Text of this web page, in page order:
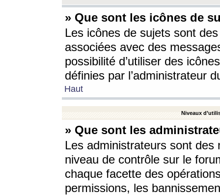
» Que sont les icônes de
Les icônes de sujets sont
associées avec des
possibilité d’utiliser des
définies par l’administrateur
Haut
Niveaux
» Que sont les
Les administrateurs sont
niveau de contrôle sur le
chaque facette des
permissions, les